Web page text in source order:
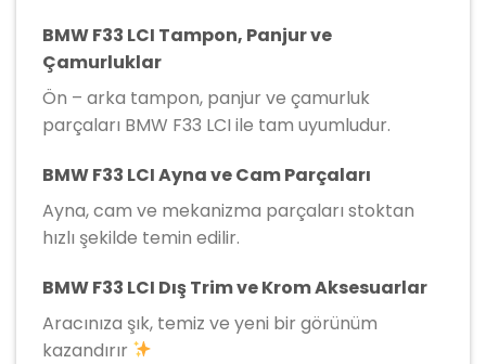
BMW F33 LCI Tampon, Panjur ve
Çamurluklar
Ön – arka tampon, panjur ve çamurluk
parçaları BMW F33 LCI ile tam uyumludur.
BMW F33 LCI Ayna ve Cam Parçaları
Ayna, cam ve mekanizma parçaları stoktan
hızlı şekilde temin edilir.
BMW F33 LCI Dış Trim ve Krom Aksesuarlar
Aracınıza şık, temiz ve yeni bir görünüm
kazandırır